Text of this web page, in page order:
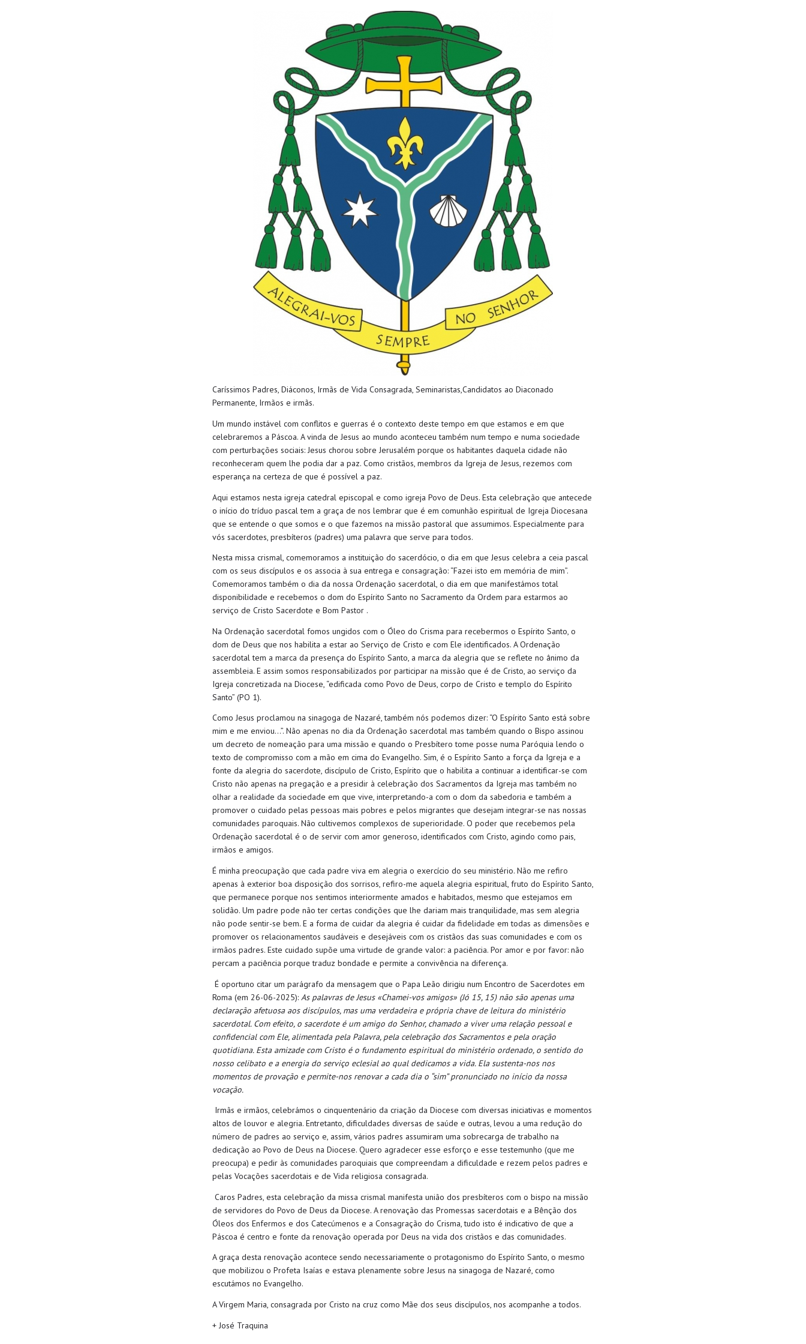
Caríssimos Padres, Diáconos, Irmãs de Vida Consagrada, Seminaristas,Candidatos ao Diaconado
Permanente, Irmãos e irmãs.
Um mundo instável com conflitos e guerras é o contexto deste tempo em que estamos e em que
celebraremos a Páscoa. A vinda de Jesus ao mundo aconteceutambém num tempo e numa sociedade
com perturbações sociais: Jesus chorou sobre Jerusalém porque os habitantes daquela cidade não
reconheceram quem lhe podia dar a paz.Como cristãos, membros da Igreja de Jesus,rezemos com
esperança na certeza de que é possível a paz.
Aqui estamos nesta igreja catedral episcopal e como igreja Povo de Deus. Esta celebração que antecede
o início do tríduo pascal tem a graça de nos lembrar que é em comunhão espiritual de Igreja Diocesana
que se entende o que somos e o que fazemos na missão pastoral que assumimos. Especialmente para
vós sacerdotes, presbíteros (padres) uma palavra que serve para todos.
Nesta missa crismal,comemoramos a instituição do sacerdócio, o dia em que Jesus celebra a ceia pascal
com os seus discípulos e os associa à sua entrega e consagração: “Fazei isto em memória de mim”.
Comemoramos também o dia da nossa Ordenação sacerdotal, o dia em que manifestámos total
disponibilidade e recebemos o dom do Espírito Santo no Sacramento da Ordem para estarmos ao
serviço de Cristo Sacerdote e Bom Pastor .
Na Ordenação sacerdotal fomos ungidos com o Óleo do Crisma para recebermos o Espírito Santo, o
dom de Deus que nos habilita a estar ao Serviço de Cristo e com Ele identificados. A Ordenação
sacerdotal tem a marca da presença do Espírito Santo, a marca da alegria que se reflete no ânimo da
assembleia. E assim somos responsabilizados por participar na missão que é de Cristo, ao serviço da
Igreja concretizada na Diocese, “edificada como Povo de Deus, corpo de Cristo e templo do Espírito
Santo” (PO 1).
Como Jesus proclamou na sinagoga de Nazaré, também nós podemos dizer: “O Espírito Santo está sobre
mim e me enviou…”. Não apenas no dia da Ordenação sacerdotal mas também quando o Bispo assinou
um decreto de nomeação para uma missão e quando o Presbítero tome posse numa Paróquia lendo o
texto de compromisso com a mão em cima do Evangelho. Sim, é o Espírito Santo a força da Igreja e a
fonte da alegria do sacerdote, discípulo de Cristo, Espírito que o habilita a continuar a identificar-se com
Cristo não apenas na pregação e a presidir à celebração dos Sacramentos da Igreja mas também no
olhar a realidade da sociedade em que vive, interpretando-a com o dom da sabedoria e também a
promover o cuidado pelas pessoas mais pobres e pelos migrantes que desejam integrar-se nas nossas
comunidades paroquais. Não cultivemos complexos de superioridade. O poder que recebemos pela
Ordenação sacerdotal é o de servir com amor generoso,identificados com Cristo, agindo como pais,
irmãos e amigos.
É minha preocupação que cada padre viva em alegria o exercício do seu ministério. Não me refiro
apenas à exterior boa disposição dos sorrisos, refiro-me aquela alegria espiritual, fruto do Espírito Santo,
que permanece porque nos sentimos interiormente amados e habitados, mesmo que estejamos em
solidão. Um padre pode não ter certas condições que lhe dariam mais tranquilidade, mas sem alegria
não pode sentir-se bem. E a forma de cuidar da alegria é cuidar da fidelidade em todas as dimensões e
promover os relacionamentos saudáveis e desejáveis com os cristãos das suas comunidades e com os
irmãos padres. Este cuidado supõe uma virtude de grande valor: a paciência. Por amor e por favor: não
percam a paciência porque traduz bondade e permite a convivência na diferença.
É oportuno citar um parágrafo da mensagem que o Papa Leão dirigiu num Encontro de Sacerdotes em
Roma (em 26-06-2025): As palavras de Jesus «Chamei-vos amigos» (Jó 15, 15) não são apenas uma
declaração afetuosa aos discípulos, mas uma verdadeira e própria chave de leitura do ministério
sacerdotal. Com efeito, o sacerdote é um amigo do Senhor, chamado a viver uma relação pessoal e
confidencial com Ele, alimentada pela Palavra, pela celebração dos Sacramentos e pela oração
quotidiana. Esta amizade com Cristo é o fundamento espiritual do ministério ordenado, o sentido do
nosso celibato e a energia do serviço eclesial ao qual dedicamos a vida. Ela sustenta-nos nos
momentos de provação e permite-nos renovar a cada dia o “sim” pronunciado no início da nossa
vocação.
Irmãs e irmãos, celebrámos o cinquentenário da criação da Diocese com diversas iniciativas e momentos
altos de louvor e alegria. Entretanto, dificuldades diversas de saúde e outras, levou a uma redução do
número de padres ao serviço e, assim, vários padres assumiram uma sobrecarga de trabalho na
dedicação ao Povo de Deus na Diocese. Quero agradecer esse esforço e esse testemunho (que me
preocupa) e pedir às comunidades paroquiais que compreendam a dificuldade e rezem pelos padres e
pelas Vocações sacerdotais e de Vida religiosa consagrada.
Caros Padres, esta celebração da missa crismal manifesta união dos presbíteros com o bispo na missão
de servidores do Povo de Deus da Diocese. A renovação das Promessas sacerdotais e a Bênção dos
Óleos dos Enfermos e dos Catecúmenos e a Consagração do Crisma,tudo isto é indicativo de que a
Páscoa é centro e fonte da renovação operada por Deus na vida dos cristãos e das comunidades.
A graça desta renovação acontece sendo necessariamente o protagonismo do Espírito Santo, o mesmo
que mobilizou o Profeta Isaías e estava plenamente sobre Jesus na sinagoga de Nazaré, como
escutámos no Evangelho.
A Virgem Maria, consagrada por Cristo na cruz como Mãe dos seus discípulos,nos acompanhe a todos.​
+ José Traquina